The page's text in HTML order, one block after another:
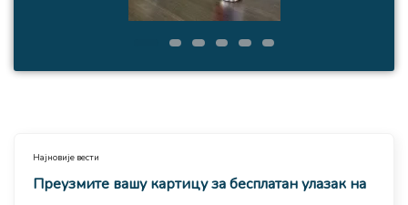
Најновије вести
Преузмите вашу картицу за бесплатан улазак на